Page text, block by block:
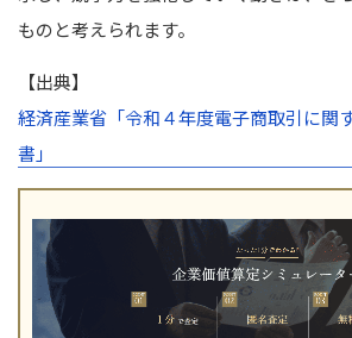
ものと考えられます。
【出典】
経済産業省「令和４年度電子商取引に関
書」